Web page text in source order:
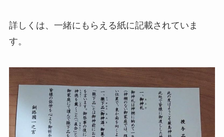
詳しくは、一緒にもらえる紙に記載されていま
す。